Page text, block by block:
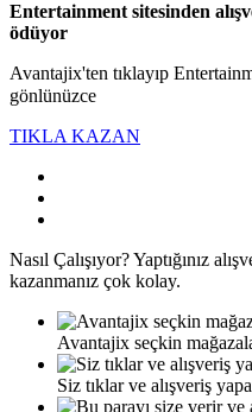
Entertainment sitesinden
ödüyor
Avantajix'ten tıklayıp
gönlünüzce
TIKLA KAZAN
Nasıl Çalışıyor?Yaptığınız
kazanmanız çok kolay.
Avantajix seçkin
Siz tıklar ve alışveriş